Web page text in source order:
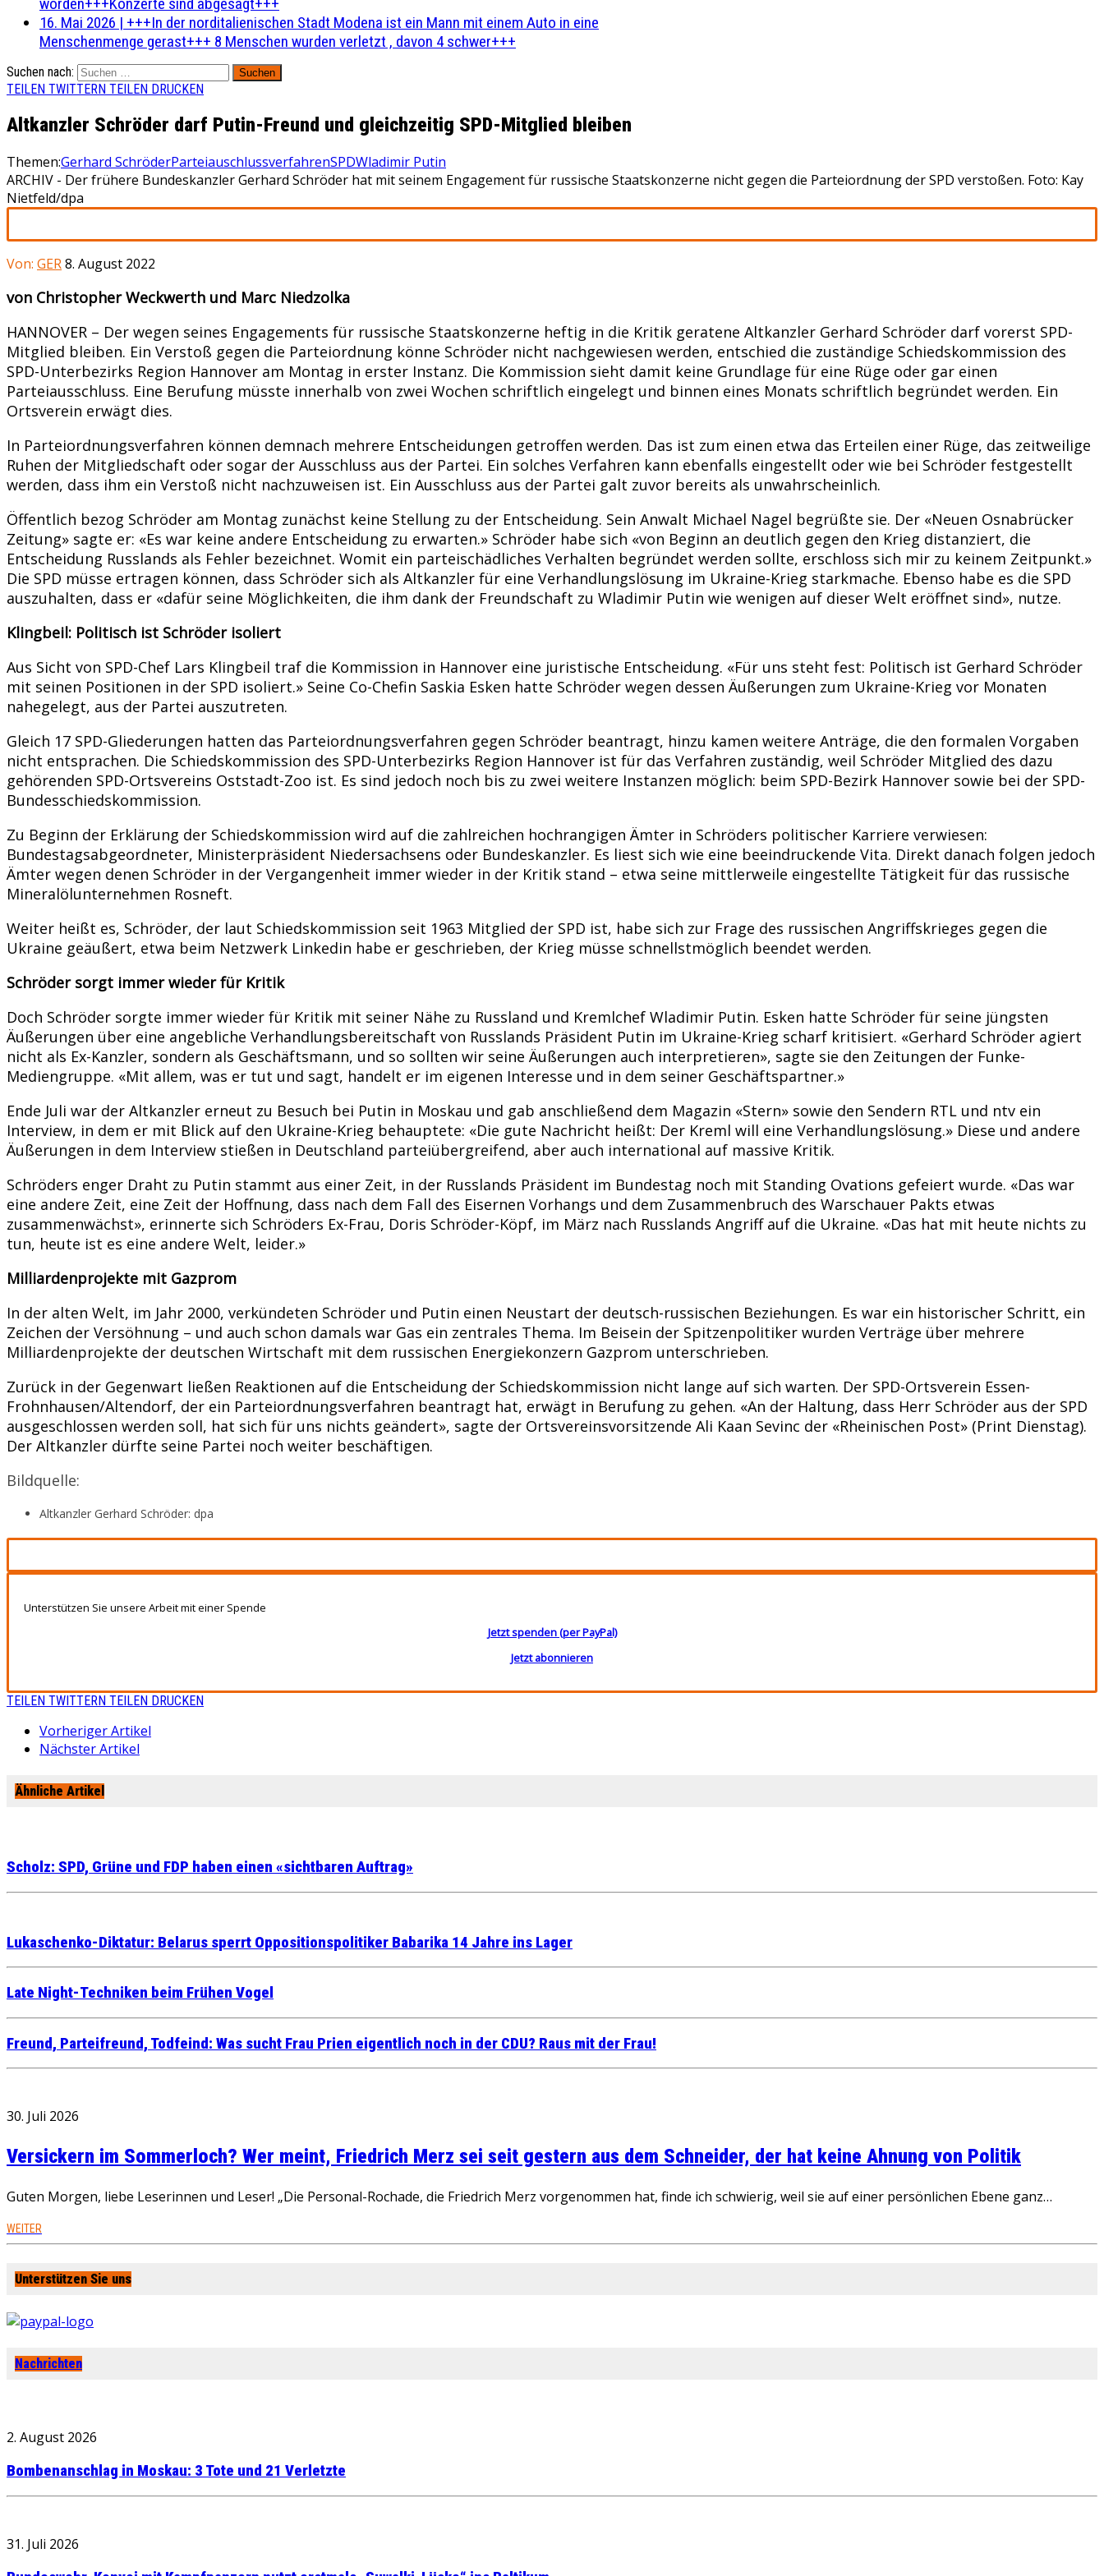
16. Mai 2026 | +++In der norditalienischen Stadt Modena ist ein Mann mit einem Auto in eine
Menschenmenge gerast+++ 8 Menschen wurden verletzt , davon 4 schwer+++
Suchen nach:
TEILEN TWITTERN TEILEN DRUCKEN
Altkanzler Schröder darf Putin-Freund und gleichzeitig SPD-Mitglied bleiben
Themen:Gerhard SchröderParteiauschlussverfahrenSPDWladimir Putin
ARCHIV - Der frühere Bundeskanzler Gerhard Schröder hat mit seinem Engagement für russische Staatskonzerne nicht gegen die Parteiordnung der SPD verstoßen. Foto: Kay
Nietfeld/dpa
Von: GER8. August 2022
von Christopher Weckwerth und Marc Niedzolka
HANNOVER – Der wegen seines Engagements für russische Staatskonzerne heftig in die Kritik geratene Altkanzler Gerhard Schröder darf vorerst SPD-
Mitglied bleiben. Ein Verstoß gegen die Parteiordnung könne Schröder nicht nachgewiesen werden, entschied die zuständige Schiedskommission des
SPD-Unterbezirks Region Hannover am Montag in erster Instanz. Die Kommission sieht damit keine Grundlage für eine Rüge oder gar einen
Parteiausschluss. Eine Berufung müsste innerhalb von zwei Wochen schriftlich eingelegt und binnen eines Monats schriftlich begründet werden. Ein
Ortsverein erwägt dies.
In Parteiordnungsverfahren können demnach mehrere Entscheidungen getroffen werden. Das ist zum einen etwa das Erteilen einer Rüge, das zeitweilige
Ruhen der Mitgliedschaft oder sogar der Ausschluss aus der Partei. Ein solches Verfahren kann ebenfalls eingestellt oder wie bei Schröder festgestellt
werden, dass ihm ein Verstoß nicht nachzuweisen ist. Ein Ausschluss aus der Partei galt zuvor bereits als unwahrscheinlich.
Öffentlich bezog Schröder am Montag zunächst keine Stellung zu der Entscheidung. Sein Anwalt Michael Nagel begrüßte sie. Der «Neuen Osnabrücker
Zeitung» sagte er: «Es war keine andere Entscheidung zu erwarten.» Schröder habe sich «von Beginn an deutlich gegen den Krieg distanziert, die
Entscheidung Russlands als Fehler bezeichnet. Womit ein parteischädliches Verhalten begründet werden sollte, erschloss sich mir zu keinem Zeitpunkt.»
Die SPD müsse ertragen können, dass Schröder sich als Altkanzler für eine Verhandlungslösung im Ukraine-Krieg starkmache. Ebenso habe es die SPD
auszuhalten, dass er «dafür seine Möglichkeiten, die ihm dank der Freundschaft zu Wladimir Putin wie wenigen auf dieser Welt eröffnet sind», nutze.
Klingbeil: Politisch ist Schröder isoliert
Aus Sicht von SPD-Chef Lars Klingbeil traf die Kommission in Hannover eine juristische Entscheidung. «Für uns steht fest: Politisch ist Gerhard Schröder
mit seinen Positionen in der SPD isoliert.» Seine Co-Chefin Saskia Esken hatte Schröder wegen dessen Äußerungen zum Ukraine-Krieg vor Monaten
nahegelegt, aus der Partei auszutreten.
Gleich 17 SPD-Gliederungen hatten das Parteiordnungsverfahren gegen Schröder beantragt, hinzu kamen weitere Anträge, die den formalen Vorgaben
nicht entsprachen. Die Schiedskommission des SPD-Unterbezirks Region Hannover ist für das Verfahren zuständig, weil Schröder Mitglied des dazu
gehörenden SPD-Ortsvereins Oststadt-Zoo ist. Es sind jedoch noch bis zu zwei weitere Instanzen möglich: beim SPD-Bezirk Hannover sowie bei der SPD-
Bundesschiedskommission.
Zu Beginn der Erklärung der Schiedskommission wird auf die zahlreichen hochrangigen Ämter in Schröders politischer Karriere verwiesen:
Bundestagsabgeordneter, Ministerpräsident Niedersachsens oder Bundeskanzler. Es liest sich wie eine beeindruckende Vita. Direkt danach folgen jedoch
Ämter wegen denen Schröder in der Vergangenheit immer wieder in der Kritik stand – etwa seine mittlerweile eingestellte Tätigkeit für das russische
Mineralölunternehmen Rosneft.
Weiter heißt es, Schröder, der laut Schiedskommission seit 1963 Mitglied der SPD ist, habe sich zur Frage des russischen Angriffskrieges gegen die
Ukraine geäußert, etwa beim Netzwerk Linkedin habe er geschrieben, der Krieg müsse schnellstmöglich beendet werden.
Schröder sorgt immer wieder für Kritik
Doch Schröder sorgte immer wieder für Kritik mit seiner Nähe zu Russland und Kremlchef Wladimir Putin. Esken hatte Schröder für seine jüngsten
Äußerungen über eine angebliche Verhandlungsbereitschaft von Russlands Präsident Putin im Ukraine-Krieg scharf kritisiert. «Gerhard Schröder agiert
nicht als Ex-Kanzler, sondern als Geschäftsmann, und so sollten wir seine Äußerungen auch interpretieren», sagte sie den Zeitungen der Funke-
Mediengruppe. «Mit allem, was er tut und sagt, handelt er im eigenen Interesse und in dem seiner Geschäftspartner.»
Ende Juli war der Altkanzler erneut zu Besuch bei Putin in Moskau und gab anschließend dem Magazin «Stern» sowie den Sendern RTL und ntv ein
Interview, in dem er mit Blick auf den Ukraine-Krieg behauptete: «Die gute Nachricht heißt: Der Kreml will eine Verhandlungslösung.» Diese und andere
Äußerungen in dem Interview stießen in Deutschland parteiübergreifend, aber auch international auf massive Kritik.
Schröders enger Draht zu Putin stammt aus einer Zeit, in der Russlands Präsident im Bundestag noch mit Standing Ovations gefeiert wurde. «Das war
eine andere Zeit, eine Zeit der Hoffnung, dass nach dem Fall des Eisernen Vorhangs und dem Zusammenbruch des Warschauer Pakts etwas
zusammenwächst», erinnerte sich Schröders Ex-Frau, Doris Schröder-Köpf, im März nach Russlands Angriff auf die Ukraine. «Das hat mit heute nichts zu
tun, heute ist es eine andere Welt, leider.»
Milliardenprojekte mit Gazprom
In der alten Welt, im Jahr 2000, verkündeten Schröder und Putin einen Neustart der deutsch-russischen Beziehungen. Es war ein historischer Schritt, ein
Zeichen der Versöhnung – und auch schon damals war Gas ein zentrales Thema. Im Beisein der Spitzenpolitiker wurden Verträge über mehrere
Milliardenprojekte der deutschen Wirtschaft mit dem russischen Energiekonzern Gazprom unterschrieben.
Zurück in der Gegenwart ließen Reaktionen auf die Entscheidung der Schiedskommission nicht lange auf sich warten. Der SPD-Ortsverein Essen-
Frohnhausen/Altendorf, der ein Parteiordnungsverfahren beantragt hat, erwägt in Berufung zu gehen. «An der Haltung, dass Herr Schröder aus der SPD
ausgeschlossen werden soll, hat sich für uns nichts geändert», sagte der Ortsvereinsvorsitzende Ali Kaan Sevinc der «Rheinischen Post» (Print Dienstag).
Der Altkanzler dürfte seine Partei noch weiter beschäftigen.
Bildquelle:
Altkanzler Gerhard Schröder: dpa
Unterstützen Sie unsere Arbeit mit einer Spende
Jetzt spenden (per PayPal)
Jetzt abonnieren
TEILEN TWITTERN TEILEN DRUCKEN
Vorheriger Artikel
Nächster Artikel
Ähnliche Artikel
Scholz: SPD, Grüne und FDP haben einen «sichtbaren Auftrag»
Lukaschenko-Diktatur: Belarus sperrt Oppositionspolitiker Babarika 14 Jahre ins Lager
Late Night-Techniken beim Frühen Vogel
Freund, Parteifreund, Todfeind: Was sucht Frau Prien eigentlich noch in der CDU? Raus mit der Frau!
30. Juli 2026
Versickern im Sommerloch? Wer meint, Friedrich Merz sei seit gestern aus dem Schneider, der hat keine Ahnung von Politik
Guten Morgen, liebe Leserinnen und Leser! „Die Personal-Rochade, die Friedrich Merz vorgenommen hat, finde ich schwierig, weil sie auf einer persönlichen Ebene ganz…
WEITER
Unterstützen Sie uns
Nachrichten
2. August 2026
Bombenanschlag in Moskau: 3 Tote und 21 Verletzte
31. Juli 2026